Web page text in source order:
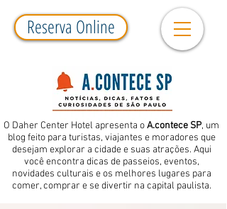
Reserva Online
O Daher Center Hotel apresenta oA.contece SP, um
blog feito para turistas, viajantes e moradores que
desejam explorar a cidade e suas atrações. Aqui
você encontra dicas de passeios, eventos,
novidades culturais e os melhores lugares para
comer, comprar e se divertir na capital paulista.